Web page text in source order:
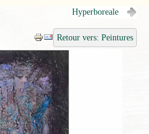
Hyperboreale
Retour vers: Peintures